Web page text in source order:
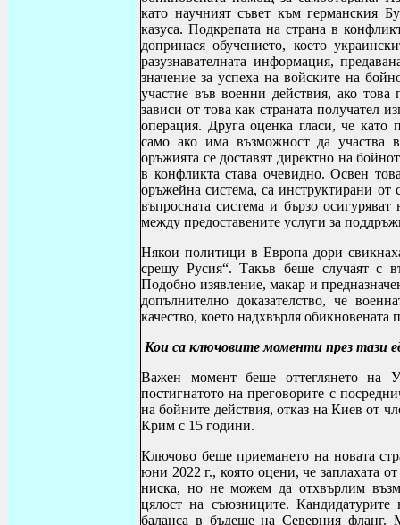
като научният съвет към германския
казуса. Подкрепата на страна в
допринася обучението, което
разузнавателната информация,
значение за успеха на войските на
участие във военни действия, ако
зависи от това как страната получател
операция. Друга оценка гласи, че като
само ако има възможност да участва
оръжията се доставят директно на
в конфликта става очевидно. Освен
оръжейна система, са инструктирани от
въпросната система и бързо
между предоставените услуги за
Някои политици в Европа дори
срещу Русия“. Такъв беше случаят с
Подобно изявление, макар и
допълнително доказателство, че
качество, което надхвърля
Кои са ключовите моменти през тази
Важен момент беше оттеглянето на
постигнатото на преговорите с
на бойните действия, отказ на Киев от
Крим с 15 години.
Ключово беше приемането на новата
юни 2022 г., която оцени, че заплахата
ниска, но не можем да отхвърлим
цялост на съюзниците.
баланса в бъдеще на Северния фланг.